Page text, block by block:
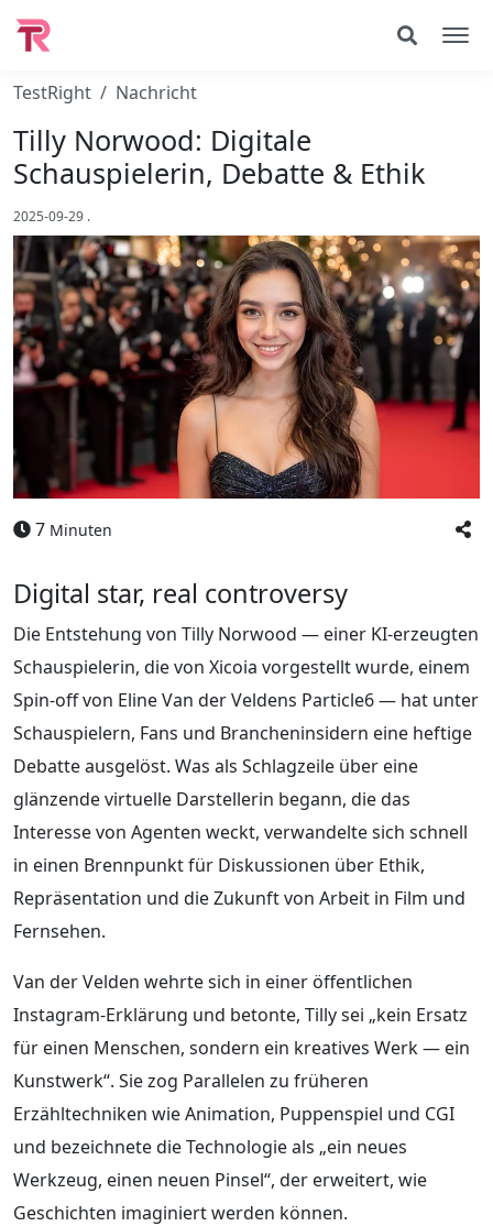
TestRight Nachricht
Tilly Norwood: Digitale
Schauspielerin, Debatte & Ethik
2025-09-29 .
7 Minuten
Digital star, real controversy
Die Entstehung von Tilly Norwood — einer KI-erzeugten
Schauspielerin, die von Xicoia vorgestellt wurde, einem
Spin-off von Eline Van der Veldens Particle6 — hat unter
Schauspielern, Fans und Brancheninsidern eine heftige
Debatte ausgelöst. Was als Schlagzeile über eine
glänzende virtuelle Darstellerin begann, die das
Interesse von Agenten weckt, verwandelte sich schnell
in einen Brennpunkt für Diskussionen über Ethik,
Repräsentation und die Zukunft von Arbeit in Film und
Fernsehen.
Van der Velden wehrte sich in einer öffentlichen
Instagram-Erklärung und betonte, Tilly sei „kein Ersatz
für einen Menschen, sondern ein kreatives Werk — ein
Kunstwerk“. Sie zog Parallelen zu früheren
Erzähltechniken wie Animation, Puppenspiel und CGI
und bezeichnete die Technologie als „ein neues
Werkzeug, einen neuen Pinsel“, der erweitert, wie
Geschichten imaginiert werden können.